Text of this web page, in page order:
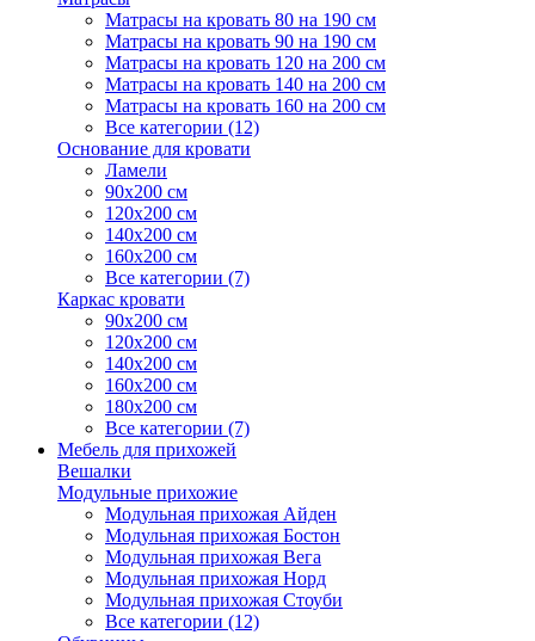
Матрасы на кровать 80 на 190 см
Матрасы на кровать 90 на 190 см
Матрасы на кровать 120 на 200 см
Матрасы на кровать 140 на 200 см
Матрасы на кровать 160 на 200 см
Все категории (12)
Основание для кровати
Ламели
90х200 см
120х200 см
140х200 см
160х200 см
Все категории (7)
Каркас кровати
90х200 см
120х200 см
140х200 см
160х200 см
180х200 см
Все категории (7)
Мебель для прихожей
Вешалки
Модульные прихожие
Модульная прихожая Айден
Модульная прихожая Бостон
Модульная прихожая Вега
Модульная прихожая Норд
Модульная прихожая Стоуби
Все категории (12)